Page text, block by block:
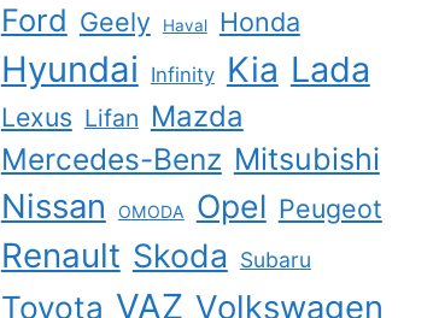
Ford Geely Haval Honda
Hyundai Infinity Kia Lada
Lexus Lifan Mazda
Mercedes-Benz Mitsubishi
Nissan OMODA Opel Peugeot
Renault Skoda Subaru
Toyota VAZ Volkswagen